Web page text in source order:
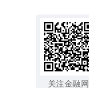
关注金融网